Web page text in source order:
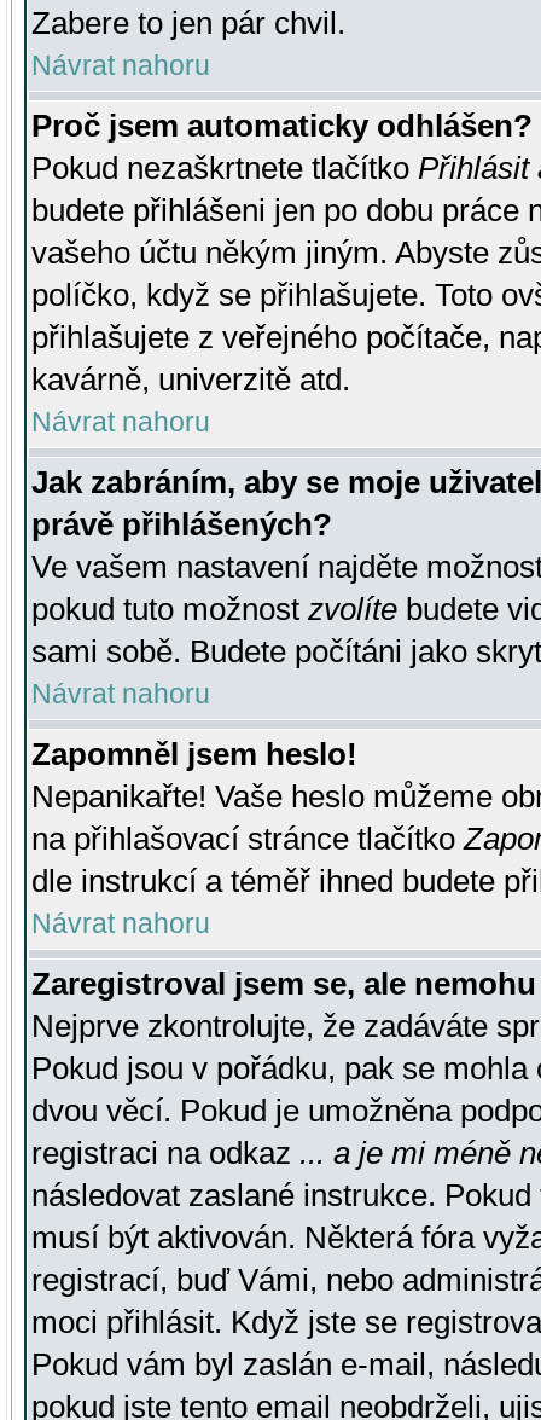
Zabere to jen pár chvil.
Návrat nahoru
Proč jsem automaticky odhlášen?
Pokud nezaškrtnete tlačítko Přihlásit
budete přihlášeni jen po dobu práce
vašeho účtu někým jiným. Abyste
políčko, když se přihlašujete. Toto
přihlašujete z veřejného počítače,
kavárně, univerzitě atd.
Návrat nahoru
Jak zabráním, aby se moje
právě přihlášených?
Ve vašem nastavení najděte
pokud tuto možnost zvolíte budete
sami sobě. Budete počítáni jako
Návrat nahoru
Zapomněl jsem heslo!
Nepanikařte! Vaše heslo můžeme
na přihlašovací stránce tlačítko
dle instrukcí a téměř ihned budete
Návrat nahoru
Zaregistroval jsem se, ale
Nejprve zkontrolujte, že zadáváte
Pokud jsou v pořádku, pak se
dvou věcí. Pokud je umožněna
registraci na odkaz ... a je mi méně
následovat zaslané instrukce.
musí být aktivován. Některá fóra
registrací, buď Vámi, nebo
moci přihlásit. Když jste se
Pokud vám byl zaslán e-mail,
pokud jste tento email neobdrželi,